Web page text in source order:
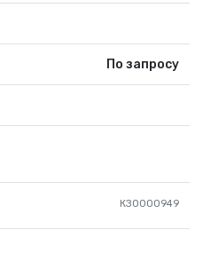
По запросу
КЗ0000949